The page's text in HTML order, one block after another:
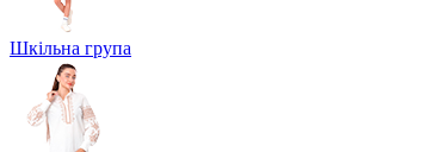
Шкільна група